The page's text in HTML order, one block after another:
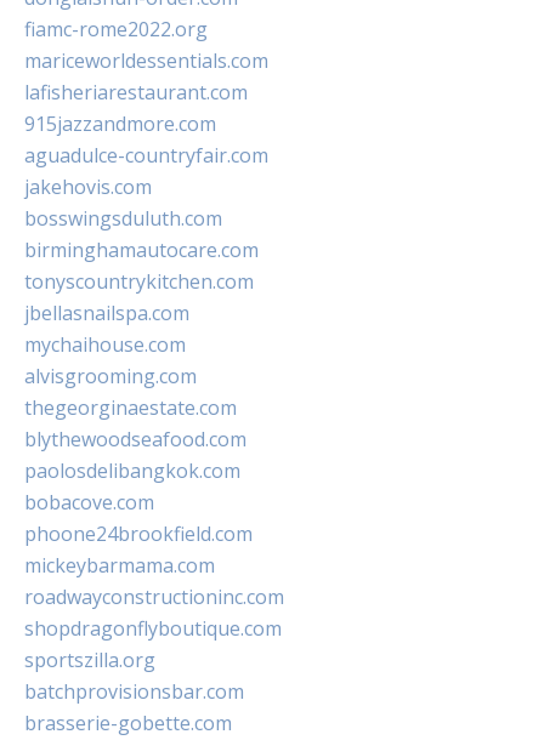
fiamc-rome2022.org
mariceworldessentials.com
lafisheriarestaurant.com
915jazzandmore.com
aguadulce-countryfair.com
jakehovis.com
bosswingsduluth.com
birminghamautocare.com
tonyscountrykitchen.com
jbellasnailspa.com
mychaihouse.com
alvisgrooming.com
thegeorginaestate.com
blythewoodseafood.com
paolosdelibangkok.com
bobacove.com
phoone24brookfield.com
mickeybarmama.com
roadwayconstructioninc.com
shopdragonflyboutique.com
sportszilla.org
batchprovisionsbar.com
brasserie-gobette.com